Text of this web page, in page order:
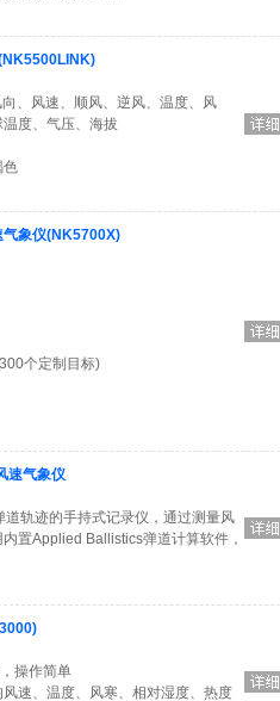
、风速、顺风、逆风、温度、风
度、气压、海拔
色
象仪(NK5700X)
个定制目标)
速气象仪
轨迹的手持式记录仪，通过测量风
置Applied Ballistics弹道计算软件，
操作简单
速、温度、风寒、相对湿度、热度